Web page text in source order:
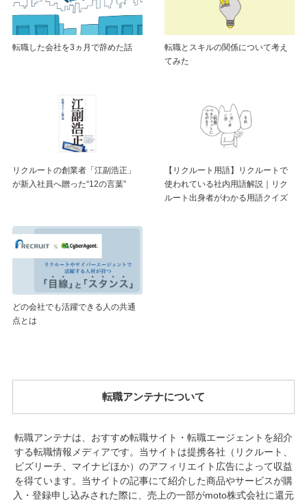
転職した会社を3ヵ月で辞めた話
転職とスキルの関係について考え
てみた
リクルートの創業者「江副浩正」
が新入社員へ贈った“12の言葉”
【リクルート用語】リクルートで
使われている社内用語解説｜リク
ルート出身者がわかる用語クイズ
どの会社でも活躍できる人の共通
点とは
転職アンテナについて
転職アンテナは、おすすめ転職サイト・転職エージェントを紹介
する転職情報メディアです。当サイトは提携各社（リクルート、
ビズリーチ、マイナビほか）のアフィリエイト広告によって収益
を得ています。当サイトの記事にて紹介した商品やサービスが購
入・登録申し込みされた際に、売上の一部がmoto株式会社に還元